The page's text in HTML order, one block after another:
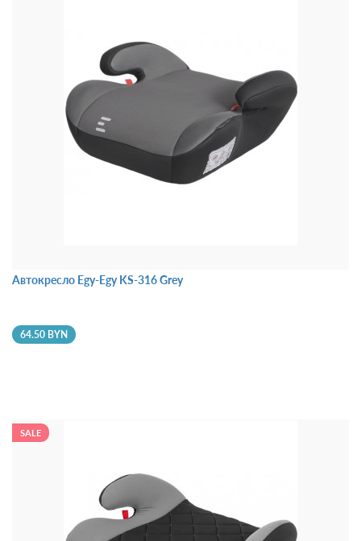
Автокресло Egy-Egy KS-316 Grey
64.50 BYN
SALE